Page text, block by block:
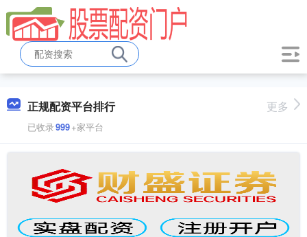
正规配资平台排行
已收录999+家平台
更多